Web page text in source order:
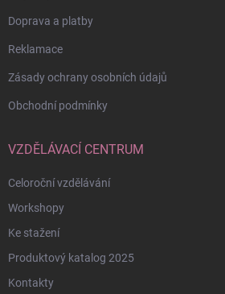
Doprava a platby
Reklamace
Zásady ochrany osobních údajů
Obchodní podmínky
VZDĚLÁVACÍ CENTRUM
Celoroční vzdělávání
Workshopy
Ke stažení
Produktový katalog 2025
Kontakty